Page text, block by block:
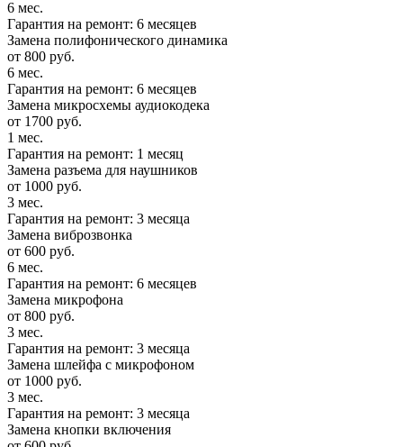
6 мес.
Гарантия на ремонт: 6 месяцев
Замена полифонического динамика
от 800 руб.
6 мес.
Гарантия на ремонт: 6 месяцев
Замена микросхемы аудиокодека
от 1700 руб.
1 мес.
Гарантия на ремонт: 1 месяц
Замена разъема для наушников
от 1000 руб.
3 мес.
Гарантия на ремонт: 3 месяца
Замена виброзвонка
от 600 руб.
6 мес.
Гарантия на ремонт: 6 месяцев
Замена микрофона
от 800 руб.
3 мес.
Гарантия на ремонт: 3 месяца
Замена шлейфа с микрофоном
от 1000 руб.
3 мес.
Гарантия на ремонт: 3 месяца
Замена кнопки включения